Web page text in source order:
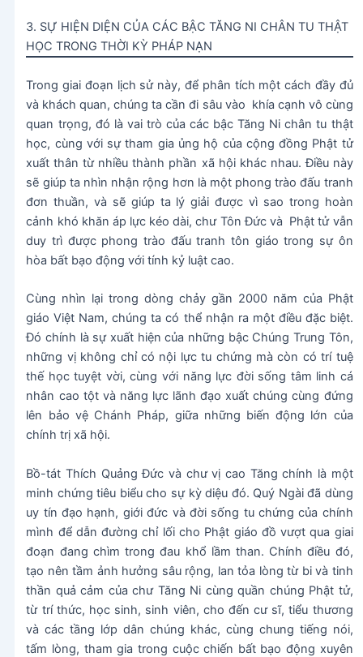
3. SỰ HIỆN DIỆN CỦA CÁC BẬC TĂNG NI CHÂN TU THẬT
HỌC TRONG THỜI KỲ PHÁP NẠN
Trong giai đoạn lịch sử này, để phân tích một cách đầy đủ
và khách quan, chúng ta cần đi sâu vào khía cạnh vô cùng
quan trọng, đó là vai trò của các bậc Tăng Ni chân tu thật
học, cùng với sự tham gia ủng hộ của cộng đồng Phật tử
xuất thân từ nhiều thành phần xã hội khác nhau. Điều này
sẽ giúp ta nhìn nhận rộng hơn là một phong trào đấu tranh
đơn thuần, và sẽ giúp ta lý giải được vì sao trong hoàn
cảnh khó khăn áp lực kéo dài, chư Tôn Đức và Phật tử vẫn
duy trì được phong trào đấu tranh tôn giáo trong sự ôn
hòa bất bạo động với tính kỷ luật cao.
Cùng nhìn lại trong dòng chảy gần 2000 năm của Phật
giáo Việt Nam, chúng ta có thể nhận ra một điều đặc biệt.
Đó chính là sự xuất hiện của những bậc Chúng Trung Tôn,
những vị không chỉ có nội lực tu chứng mà còn có trí tuệ
thế học tuyệt vời, cùng với năng lực đời sống tâm linh cá
nhân cao tột và năng lực lãnh đạo xuất chúng cùng đứng
lên bảo vệ Chánh Pháp, giữa những biến động lớn của
chính trị xã hội.
Bồ-tát Thích Quảng Đức và chư vị cao Tăng chính là một
minh chứng tiêu biểu cho sự kỳ diệu đó. Quý Ngài đã dùng
uy tín đạo hạnh, giới đức và đời sống tu chứng của chính
mình để dẫn đường chỉ lối cho Phật giáo đồ vượt qua giai
đoạn đang chìm trong đau khổ lầm than. Chính điều đó,
tạo nên tầm ảnh hưởng sâu rộng, lan tỏa lòng từ bi và tinh
thần quả cảm của chư Tăng Ni cùng quần chúng Phật tử,
từ trí thức, học sinh, sinh viên, cho đến cư sĩ, tiểu thương
và các tầng lớp dân chúng khác, cùng chung tiếng nói,
tấm lòng, tham gia trong cuộc chiến bất bạo động xuyên